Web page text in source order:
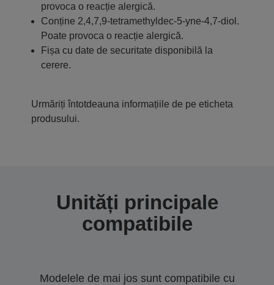
provoca o reacție alergică.
Conține 2,4,7,9-tetramethyldec-5-yne-4,7-diol.
Poate provoca o reacție alergică.
Fișa cu date de securitate disponibilă la
cerere.
Urmăriți întotdeauna informațiile de pe eticheta
produsului.
Unități principale
compatibile
Modelele de mai jos sunt compatibile cu